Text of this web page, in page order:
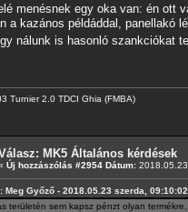
menésnek egy oka van: én ott
a kazános példáddal, panellakó
nálunk is hasonló szankciókat
Turnier 2.0 TDCI Ghia (FMBA)
MK5 Általános kérdések
Új hozzászólás #2954 Dátum:
Meg Győző - 2018.05.23 szerda, 09:10:02
területén sem kapsz pénzt olyan